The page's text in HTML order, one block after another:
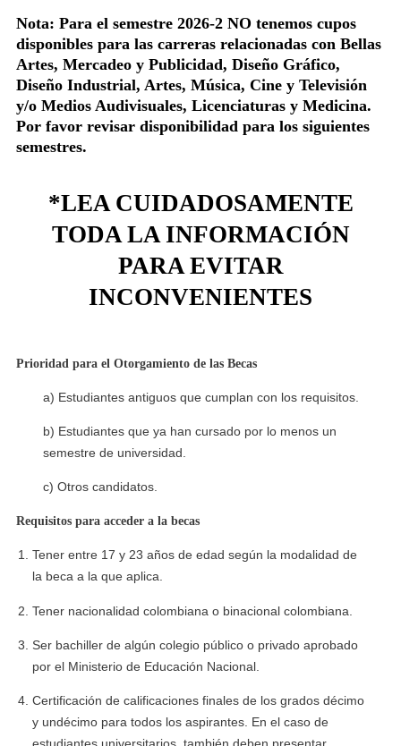
Nota: Para el semestre 2026-2 NO tenemos cupos
disponibles para las carreras relacionadas con Bellas
Artes, Mercadeo y Publicidad, Diseño Gráfico,
Diseño Industrial, Artes, Música, Cine y Televisión
y/o Medios Audivisuales, Licenciaturas y Medicina.
Por favor revisar disponibilidad para los siguientes
semestres.
*LEA CUIDADOSAMENTE
TODA LA INFORMACIÓN
PARA EVITAR
INCONVENIENTES
Prioridad para el Otorgamiento de las Becas
a) Estudiantes antiguos que cumplan con los requisitos.
b) Estudiantes que ya han cursado por lo menos un
semestre de universidad.
c) Otros candidatos.
Requisitos para acceder a la becas
Tener entre 17 y 23 años de edad según la modalidad de
la beca a la que aplica.
Tener nacionalidad colombiana o binacional colombiana.
Ser bachiller de algún colegio público o privado aprobado
por el Ministerio de Educación Nacional.
Certificación de calificaciones finales de los grados décimo
y undécimo para todos los aspirantes. En el caso de